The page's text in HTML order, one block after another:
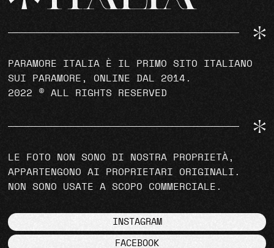
PARAMORE ITALIA È IL PRIMO SITO ITALIANO
SUI PARAMORE, ONLINE DAL 2014.
2022 © ALL RIGHTS RESERVED
LE FOTO NON SONO DI NOSTRA PROPRIETÀ,
APPARTENGONO AI PROPRIETARI ORIGINALI.
NON SONO USATE A SCOPO COMMERCIALE.
INSTAGRAM
FACEBOOK